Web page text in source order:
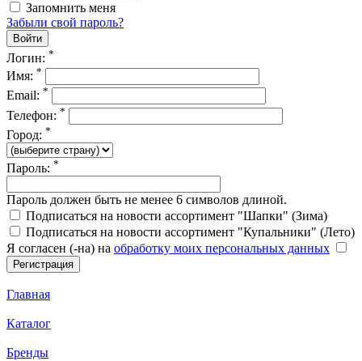
Запомнить меня
Забыли свой пароль?
Логин: *
Имя: *
Email: *
Телефон: *
Город: *
Пароль: *
Пароль должен быть не менее 6 символов длиной.
Подписаться на новости ассортимент "Шапки" (Зима)
Подписаться на новости ассортимент "Купальники" (Лето)
Я согласен (-на) на обработку моих персональных данных
Главная
Каталог
Бренды